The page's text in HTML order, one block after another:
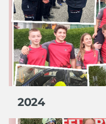
2024